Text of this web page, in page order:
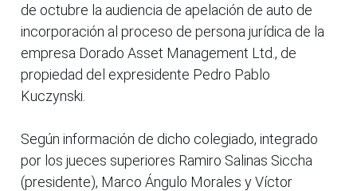
de octubre la audiencia de apelación de auto de
incorporación al proceso de persona jurídica de la
empresa Dorado Asset Management Ltd., de
propiedad del expresidente Pedro Pablo
Kuczynski.
Según información de dicho colegiado, integrado
por los jueces superiores Ramiro Salinas Siccha
(presidente), Marco Ángulo Morales y Víctor